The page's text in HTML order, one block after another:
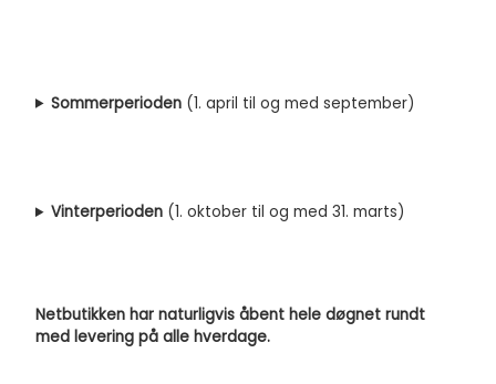
Sommerperioden (1. april til og med september)
Vinterperioden (1. oktober til og med 31. marts)
Netbutikken har naturligvis åbent hele døgnet rundt
med levering på alle hverdage.